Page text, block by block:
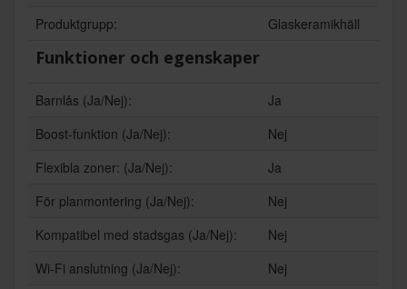
Produktgrupp:
Glaskeramikhäll
Funktioner och egenskaper
Barnlås (Ja/Nej):
Ja
Boost-funktion (Ja/Nej):
Nej
Flexibla zoner: (Ja/Nej):
Ja
För planmontering (Ja/Nej):
Nej
Kompatibel med stadsgas (Ja/Nej):
Nej
Wi-Fi anslutning (Ja/Nej):
Nej